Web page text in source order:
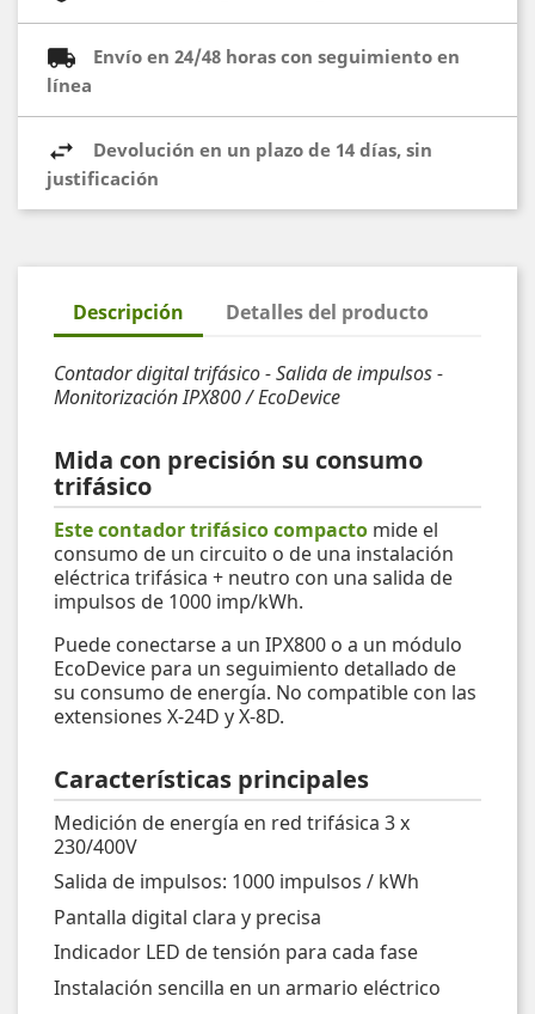
Envío en 24/48 horas con seguimiento en
línea
Devolución en un plazo de 14 días, sin
justificación
Descripción Detalles del producto
Contador digital trifásico - Salida de impulsos -
Monitorización IPX800 / EcoDevice
Mida con precisión su consumo
trifásico
Este contador trifásico compacto mide el
consumo de un circuito o de una instalación
eléctrica trifásica + neutro con una salida de
impulsos de 1000 imp/kWh.
Puede conectarse a un IPX800 o a un módulo
EcoDevice para un seguimiento detallado de
su consumo de energía. No compatible con las
extensiones X-24D y X-8D.
Características principales
Medición de energía en red trifásica 3 x
230/400V
Salida de impulsos: 1000 impulsos / kWh
Pantalla digital clara y precisa
Indicador LED de tensión para cada fase
Instalación sencilla en un armario eléctrico